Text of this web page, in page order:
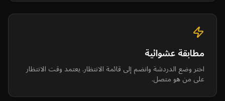
مطابقة عشوائية
اختر وضع الدردشة وانضم إلى قائمة الانتظار. يعتمد وقت الانتظار
على من هو متصل.